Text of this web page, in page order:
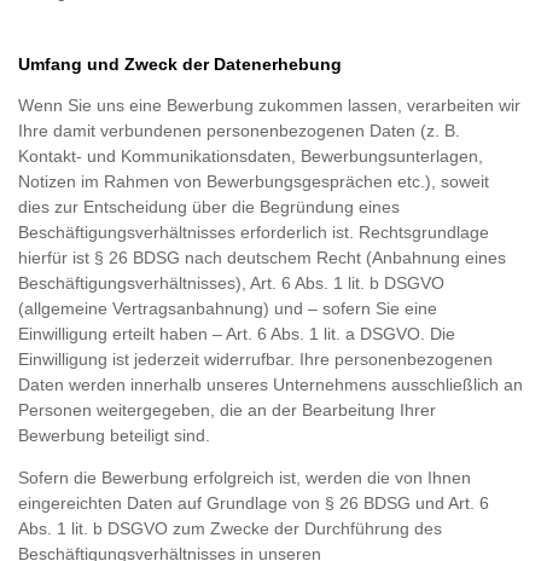
Umfang und Zweck der Datenerhebung
Wenn Sie uns eine Bewerbung zukommen lassen, verarbeiten wir
Ihre damit verbundenen personenbezogenen Daten (z. B.
Kontakt- und Kommunikationsdaten, Bewerbungsunterlagen,
Notizen im Rahmen von Bewerbungsgesprächen etc.), soweit
dies zur Entscheidung über die Begründung eines
Beschäftigungsverhältnisses erforderlich ist. Rechtsgrundlage
hierfür ist § 26 BDSG nach deutschem Recht (Anbahnung eines
Beschäftigungsverhältnisses), Art. 6 Abs. 1 lit. b DSGVO
(allgemeine Vertragsanbahnung) und – sofern Sie eine
Einwilligung erteilt haben – Art. 6 Abs. 1 lit. a DSGVO. Die
Einwilligung ist jederzeit widerrufbar. Ihre personenbezogenen
Daten werden innerhalb unseres Unternehmens ausschließlich an
Personen weitergegeben, die an der Bearbeitung Ihrer
Bewerbung beteiligt sind.
Sofern die Bewerbung erfolgreich ist, werden die von Ihnen
eingereichten Daten auf Grundlage von § 26 BDSG und Art. 6
Abs. 1 lit. b DSGVO zum Zwecke der Durchführung des
Beschäftigungsverhältnisses in unseren